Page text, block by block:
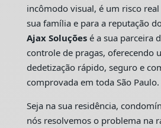
incômodo visual, é um risco
sua família e para a reputação
Ajax Soluçõesé a sua parceira
controle de pragas, oferecendo
dedetização rápido, seguro e
comprovada em toda São Paulo.
Seja na sua residência,
nós resolvemos o problema na